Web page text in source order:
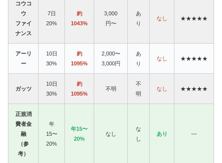
コウコ
ウ
ファイ
ナンス
7日
20%
約
1043%
3,000
円〜
あ
り
なし ★★★★★
アーリ
ー
10日
30%
約
1095%
2,000〜
3,000円
あ
り
なし ★★★★★
ガッツ
10日
30%
約
1095%
不明
不
明
なし ★★★★★
正規消
費者金
融
（参
考）
年
15〜
20%
年15〜
20%
なし
な
し
あり —